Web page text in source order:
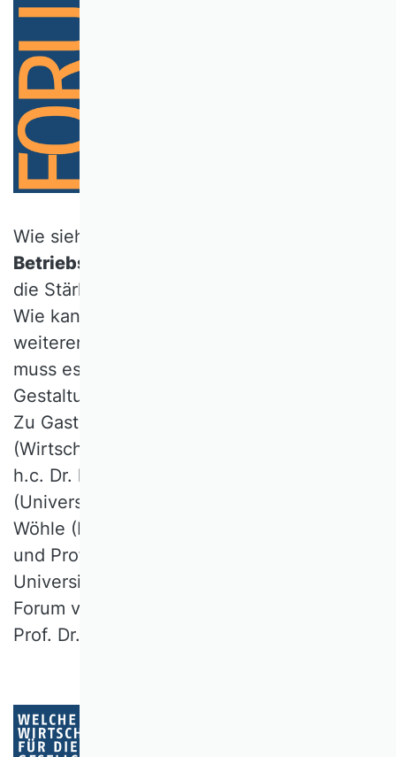
Wie sieht die
Betriebswirtschaftslehre
die Stärken und Schwächen des Faches?
Wie kann und sollte sich die BWL
weiterentwickeln und in welche Richtung
muss es gehen, damit das Fach seinem
Gestaltungsanspruch gerecht werden kann?
Zu Gast waren Prof. Dr. Renate Meyer
(Wirtschaftsuniversität Wien), Prof. Dr. Dr.
h.c. Dr. h.c. Caren Sureth-Sloane
(Universität Paderborn), Prof. Dr. Claudia
Wöhle (Paris-Lodron-Universität Salzburg)
und Prof. Dr. Michael Wolff (Georg-August-
Universität Göttingen). Moderiert wurde das
Forum von Prof. Dr. Ali A. Gümüşay und
Prof. Dr. Julia Thaler.